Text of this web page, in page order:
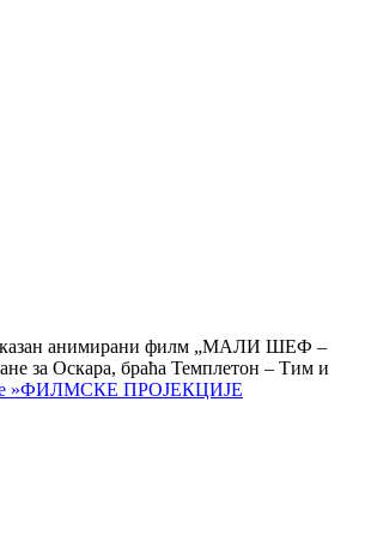
анимирани филм „МАЛИ ШЕФ –
за Оскара, браћа Темплетон – Тим и
»ФИЛМСКЕ ПРОЈЕКЦИЈЕ